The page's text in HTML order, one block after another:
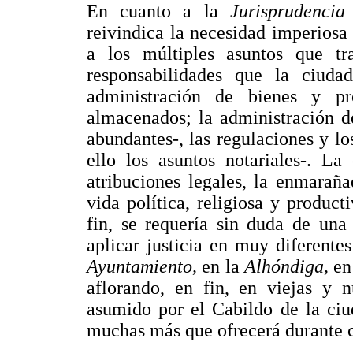
En cuanto a la
reivindica la necesidad
a los múltiples asuntos que
responsabilidades que la
administración de bienes y
almacenados; la
abundantes-, las regulaciones y
ello los asuntos notariales-. La
atribuciones legales, la
vida política, religiosa y
fin, se requería sin duda de
aplicar justicia en muy
Ayuntamiento, en la Alhóndiga,
aflorando, en fin, en viejas y
asumido por el Cabildo de la
muchas más que ofrecerá durante